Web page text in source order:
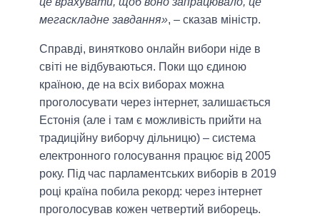
мегаскладне завдання», – сказав міністр.
Справді, винятково онлайн вибори ніде в
світі не відбуваються. Поки що єдиною
країною, де на всіх виборах можна
проголосувати через інтернет, залишається
Естонія (але і там є можливість прийти на
традиційну виборчу дільницю) – система
електронного голосування працює від 2005
року. Під час парламентських виборів в 2019
році країна побила рекорд: через інтернет
проголосував кожен четвертий виборець.